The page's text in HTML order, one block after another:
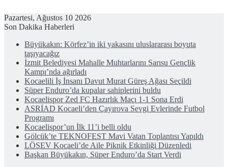
Pazartesi, Ağustos 10 2026
Son Dakika Haberleri
Büyükakın: Körfez’in iki yakasını uluslararası boyuta
taşıyacağız
İzmit Belediyesi Mahalle Muhtarlarını Sarısu Gençlik
Kampı’nda ağırladı
Kocaelili İş İnsanı Davut Murat Güreş Ağası Seçildi
Süper Enduro’da kupalar sahiplerini buldu
Kocaelispor Zed FC Hazırlık Maçı 1-1 Sona Erdi
ASRİAD Kocaeli’den Çayırova Sevgi Evlerinde Futbol
Programı
Kocaelispor’un İlk 11’i belli oldu
Gölcük’te TEKNOFEST Mavi Vatan Toplantısı Yapıldı
LÖSEV Kocaeli’de Aile Piknik Etkinliği Düzenledi
Başkan Büyükakın, Süper Enduro’da Start Verdi